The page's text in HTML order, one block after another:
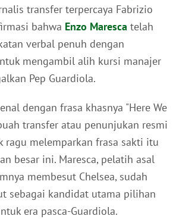
transfer terpercaya Fabrizio
bahwa Enzo Maresca telah
verbal penuh dengan
mengambil alih kursi manajer
Pep Guardiola.
dengan frasa khasnya "Here We
transfer atau penunjukan resmi
ragu melemparkan frasa sakti itu
besar ini. Maresca, pelatih asal
membesut Chelsea, sudah
sebagai kandidat utama pilihan
era pasca-Guardiola.